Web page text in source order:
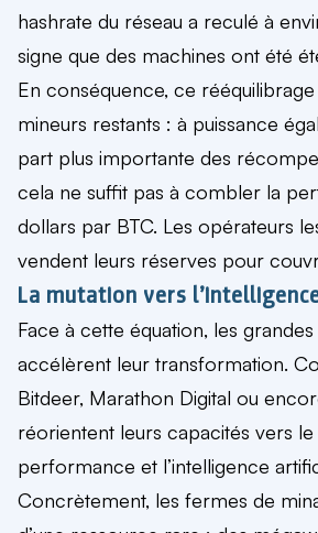
hashrate du réseau a reculé à
signe que des machines ont été
En conséquence, ce
mineurs restants : à puissance
part plus importante des
cela ne suffit pas à combler la
dollars par BTC. Les opérateurs
vendent leurs réserves pour
La mutation vers
Face à cette équation, les
accélèrent leur transformation.
Bitdeer, Marathon Digital ou
réorientent leurs capacités vers le
performance et l’intelligence
Concrètement, les fermes de